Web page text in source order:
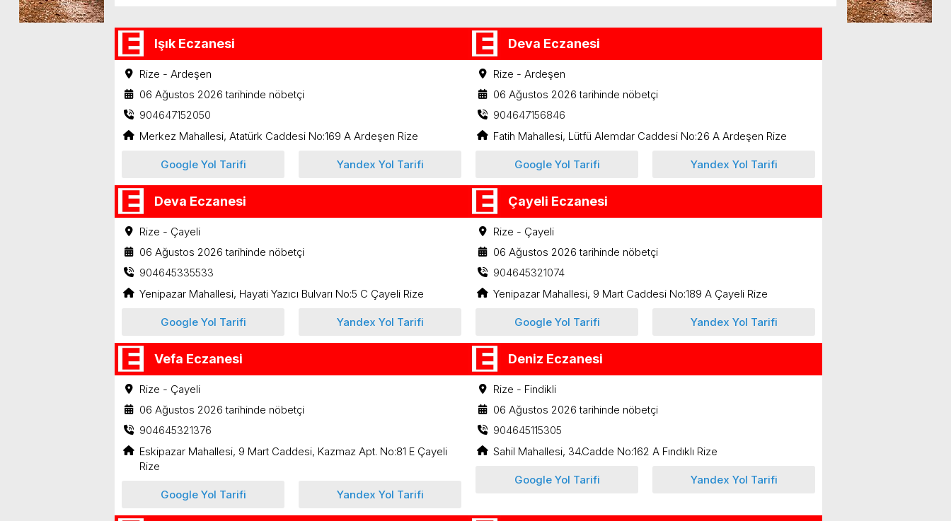
Işık Eczanesi
Rize - Ardeşen
06 Ağustos 2026 tarihinde nöbetçi
904647152050
Merkez Mahallesi, Atatürk Caddesi No:169 A Ardeşen Rize
Google Yol Tarifi Yandex Yol Tarifi
Deva Eczanesi
Rize - Ardeşen
06 Ağustos 2026 tarihinde nöbetçi
904647156846
Fatih Mahallesi, Lütfü Alemdar Caddesi No:26 A Ardeşen Rize
Google Yol Tarifi Yandex Yol Tarifi
Deva Eczanesi
Rize - Çayeli
06 Ağustos 2026 tarihinde nöbetçi
904645335533
Yenipazar Mahallesi, Hayati Yazıcı Bulvarı No:5 C Çayeli Rize
Google Yol Tarifi Yandex Yol Tarifi
Çayeli Eczanesi
Rize - Çayeli
06 Ağustos 2026 tarihinde nöbetçi
904645321074
Yenipazar Mahallesi, 9 Mart Caddesi No:189 A Çayeli Rize
Google Yol Tarifi Yandex Yol Tarifi
Vefa Eczanesi
Rize - Çayeli
06 Ağustos 2026 tarihinde nöbetçi
904645321376
Eskipazar Mahallesi, 9 Mart Caddesi, Kazmaz Apt. No:81 E Çayeli
Rize
Google Yol Tarifi Yandex Yol Tarifi
Deniz Eczanesi
Rize - Findikli
06 Ağustos 2026 tarihinde nöbetçi
904645115305
Sahil Mahallesi, 34.Cadde No:162 A Fındıklı Rize
Google Yol Tarifi Yandex Yol Tarifi